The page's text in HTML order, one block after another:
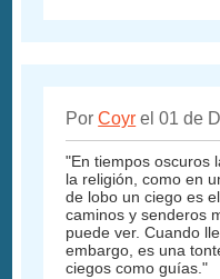
PorCoyr el 01 de
"En tiempos oscuros
la religión, como en
de lobo un ciego es
caminos y senderos
puede ver. Cuando
embargo, es una
ciegos como guías."